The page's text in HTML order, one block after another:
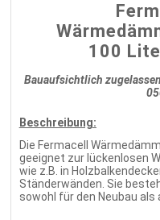
100
Bauaufsichtlich
Beschreibung:
Die Fermacell
geeignet zur lückenlosen
wie z.B. in
Ständerwänden. Sie
sowohl für den Neubau als